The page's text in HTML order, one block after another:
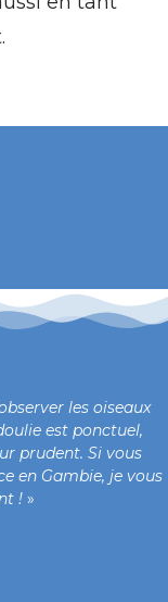
les oiseaux
est ponctuel,
prudent. Si vous
en Gambie, je vous
! »